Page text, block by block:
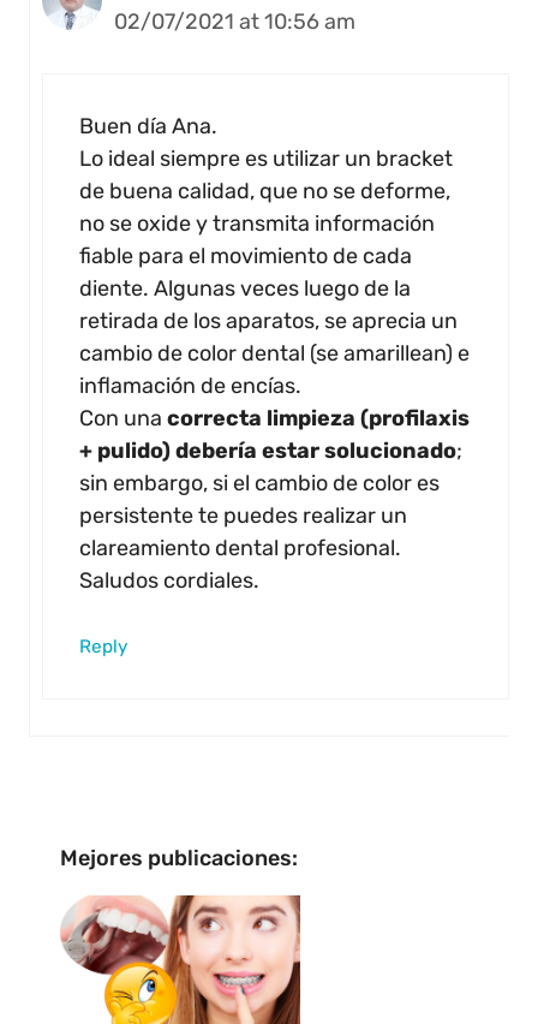
02/07/2021 at 10:56 am
Buen día Ana.
Lo ideal siempre es utilizar un bracket
de buena calidad, que no se deforme,
no se oxide y transmita información
fiable para el movimiento de cada
diente. Algunas veces luego de la
retirada de los aparatos, se aprecia un
cambio de color dental (se amarillean) e
inflamación de encías.
Con una correcta limpieza (profilaxis
+ pulido) debería estar solucionado;
sin embargo, si el cambio de color es
persistente te puedes realizar un
clareamiento dental profesional.
Saludos cordiales.
Reply
Mejores publicaciones: